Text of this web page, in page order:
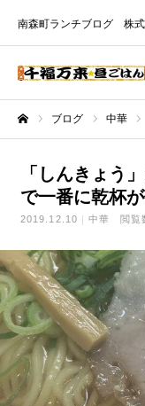
南森町ランチブログ 株
ブログ 中華
「しんきょう
で一番に乾杯
2019.12.10 中華 閲覧